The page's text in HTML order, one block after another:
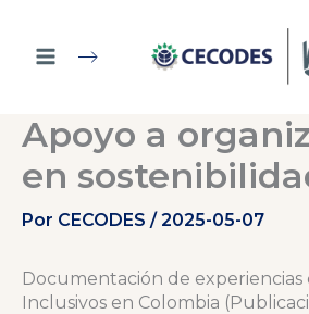
contenido
Apoyo a
en
Por CECODES /2025-05-07
Documentación de experiencias
Inclusivos en Colombia